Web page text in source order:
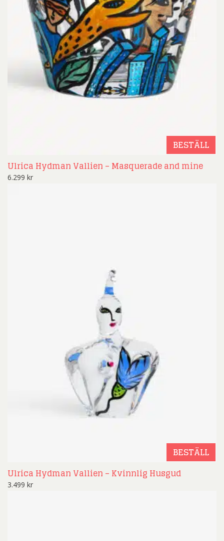
BESTÄLL
Ulrica Hydman Vallien – Masquerade and mine
6.299 kr
BESTÄLL
Ulrica Hydman Vallien – Kvinnlig Husgud
3.499 kr